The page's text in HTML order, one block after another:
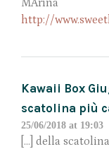
MArina
http://
Kawaii Box
scatolina più
25/06/2018 at 19:03
[…] della